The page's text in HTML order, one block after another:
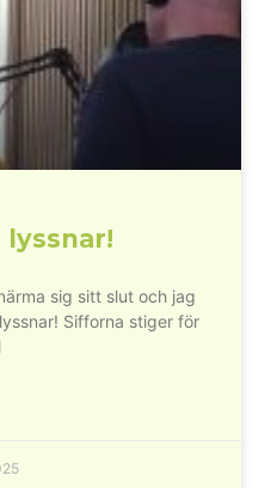
lyssnar!
sig sitt slut och jag
Sifforna stiger för